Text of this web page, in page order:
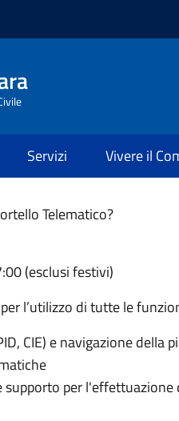
Servizi Vivere il
Telematico?
(esclusi festivi)
l’utilizzo di tutte le
CIE) e navigazione della
per